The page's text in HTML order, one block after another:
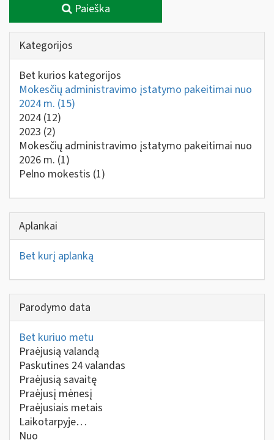
Paieška
Kategorijos
Bet kurios kategorijos
Mokesčių administravimo įstatymo pakeitimai nuo
2024 m. (15)
2024 (12)
2023 (2)
Mokesčių administravimo įstatymo pakeitimai nuo
2026 m. (1)
Pelno mokestis (1)
Aplankai
Bet kurį aplanką
Parodymo data
Bet kuriuo metu
Praėjusią valandą
Paskutines 24 valandas
Praėjusią savaitę
Praėjusį mėnesį
Praėjusiais metais
Laikotarpyje…
Nuo